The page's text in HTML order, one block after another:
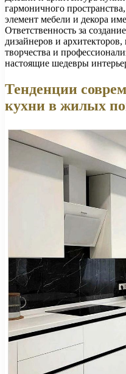
гармоничного
элемент мебели и декора
Ответственность за
дизайнеров и
творчества и
настоящие шедевры
Тенденции
кухни в жилых